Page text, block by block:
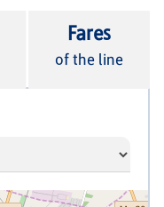
Fares
of the line